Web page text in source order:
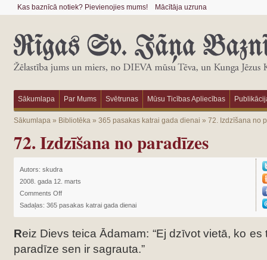
Kas baznīcā notiek? Pievienojies mums! Mācītāja uzruna
Sākumlapa Par Mums Svētrunas Mūsu Ticības Apliecības
Sākumlapa» Bibliotēka» 365 pasakas katrai gada dienai » 72. Izdzīšana no
72. Izdzīšana no paradīzes
Autors: skudra
2008. gada 12. marts
Comments Off
Sadaļas: 365 pasakas katrai gada dienai
Reiz Dievs teica Ādamam: “Ej dzīvot vietā, ko
paradīze sen ir sagrauta.”